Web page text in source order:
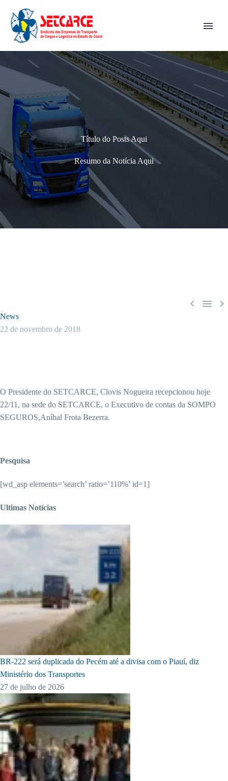
Título do Posts Aqui
Resumo da Notícia Aqui
  
News
22 de novembro de 2018
O Presidente do SETCARCE, Clovis Nogueira recepcionou hoje
22/11, na sede do SETCARCE, o Executivo de contas da SOMPO
SEGUROS,Aníbal Frota Bezerra.
Pesquisa
[wd_asp elements=’search’ ratio=’110%’ id=1]
Ultimas Notícias
BR-222 será duplicada do Pecém até a divisa com o Piauí, diz
Ministério dos Transportes
27 de julho de 2026